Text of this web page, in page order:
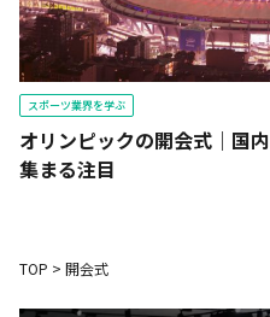
スポーツ業界を学ぶ
オリンピックの開会式｜国
集まる注目
TOP > 開会式